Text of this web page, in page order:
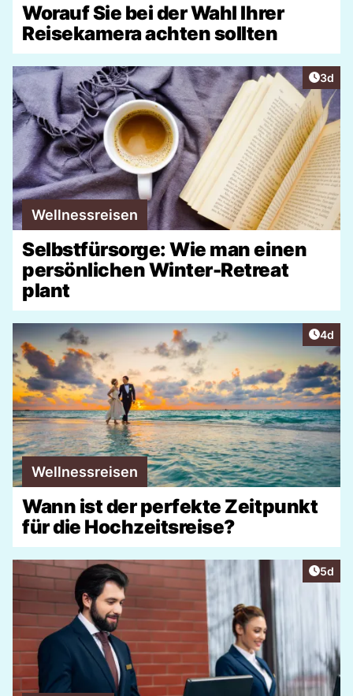
Worauf Sie bei der Wahl Ihrer
Reisekamera achten sollten
3d
Wellnessreisen
Selbstfürsorge: Wie man einen
persönlichen Winter-Retreat
plant
4d
Wellnessreisen
Wann ist der perfekte Zeitpunkt
für die Hochzeitsreise?
5d